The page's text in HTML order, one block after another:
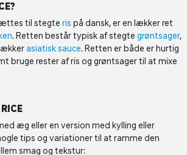
til stegte ris på dansk, er en lækker ret
. Retten består typisk af stegte grøntsager,
asiatisk sauce. Retten er både er hurtig
bruge rester af ris og grøntsager til at mixe
æg eller en version med kylling eller
tips og variationer til at ramme den
smag og tekstur: